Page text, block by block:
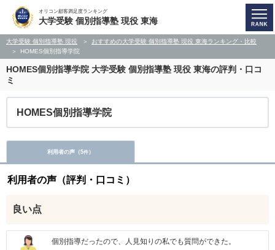
オリコン顧客満足度ランキング
大学受験 個別指導塾 現役 東海
大学受験 個別指導塾 現役
おすすめの大学受験 個別指導塾 現役 東海ランキング・比較
HOMES個別指導学院
HOMES個別指導学院 大学受験 個別指導塾 現役 東海の評判・口コ
ミ
HOMES個別指導学院
利用者の声（5件）
利用者の声（評判・口コミ）
良い点
個別指導だったので、人見知りの私でも質問ができた。